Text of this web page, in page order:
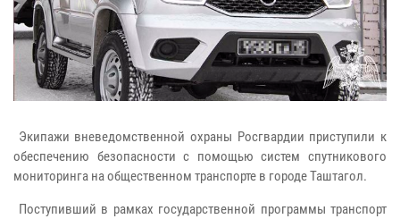
Экипажи вневедомственной охраны Росгвардии приступили к
обеспечению безопасности с помощью систем спутникового
мониторинга на общественном транспорте в городе Таштагол.
Поступивший в рамках государственной программы транспорт